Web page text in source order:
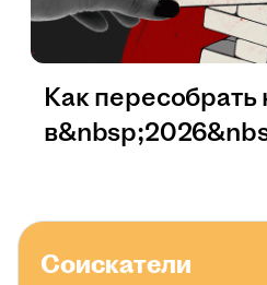
Как пересобрать
Соискатели